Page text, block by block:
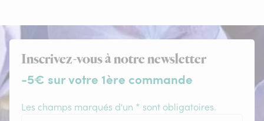
Inscrivez-vous à notre newsletter
-5€ sur votre 1ère commande
Les champs marqués d'un * sont obligatoires.